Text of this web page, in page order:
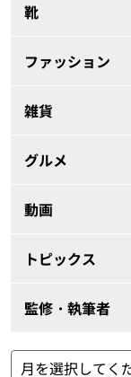
靴
ファッション
雑貨
グルメ
動画
トピックス
監修・執筆者